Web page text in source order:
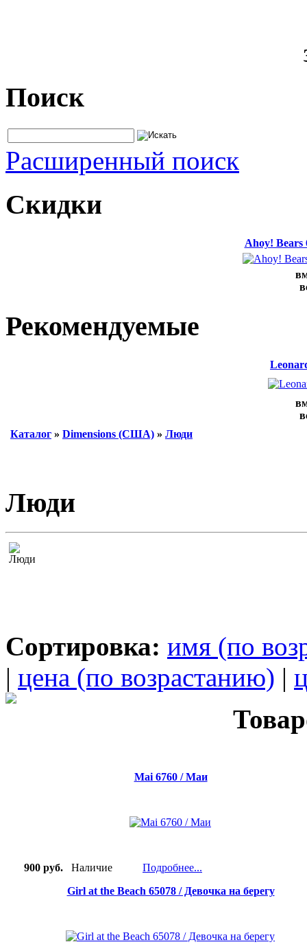
Поиск
Расширенный поиск
Скидки
Ahoy!
Рекомендуемые
Каталог » Dimensions (США) » Люди
Люди
Сортировка: имя (по
| цена (по возрастанию) |
Mai 6760 / Маи
900 руб. Наличие
Подробнее...
Girl at the Beach 65078 / Девочка на берегу